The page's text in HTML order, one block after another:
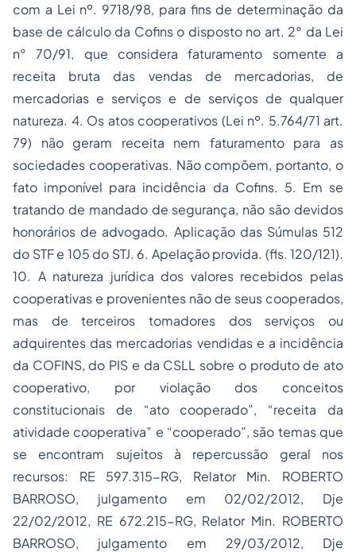
com a Lei nº. 9718/98, para fins de determinação da
base de cálculo da Cofinso disposto no art. 2° da Lei
n° 70/91, que considera faturamento somente a
receita bruta das vendas de mercadorias, de
mercadorias e serviços e de serviços de qualquer
natureza. 4. Os atos cooperativos (Lei nº. 5.764/71 art.
79) não geram receita nem faturamento para as
sociedades cooperativas. Não compõem, portanto, o
fato imponível para incidência da Cofins. 5. Em se
tratando de mandado de segurança, não são devidos
honorários de advogado. Aplicação das Súmulas 512
do STF e 105 do STJ. 6. Apelação provida. (fls. 120/121).
10. A natureza jurídica dos valores recebidos pelas
cooperativas e provenientes não de seus cooperados,
mas de terceiros tomadores dos serviços ou
adquirentes das mercadorias vendidas e a incidência
da COFINS, do PIS e da CSLL sobre o produto de ato
cooperativo, por violação dos conceitos
constitucionais de “ato cooperado”, “receita da
atividade cooperativa” e “cooperado”, são temas que
se encontram sujeitos à repercussão geral nos
recursos: RE 597.315-RG, Relator Min. ROBERTO
BARROSO, julgamento em 02/02/2012, Dje
22/02/2012, RE 672.215-RG, Relator Min. ROBERTO
BARROSO, julgamento em 29/03/2012, Dje